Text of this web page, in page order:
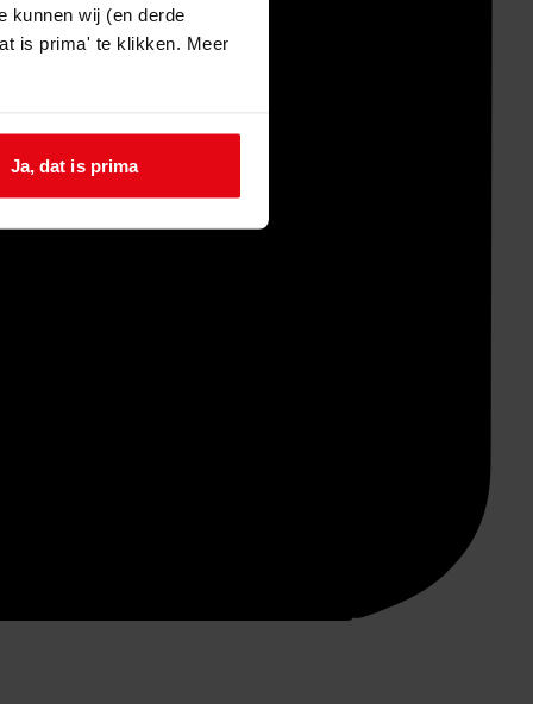
kunnen wij (en derde
is prima' te klikken. Meer
Ja, dat is prima